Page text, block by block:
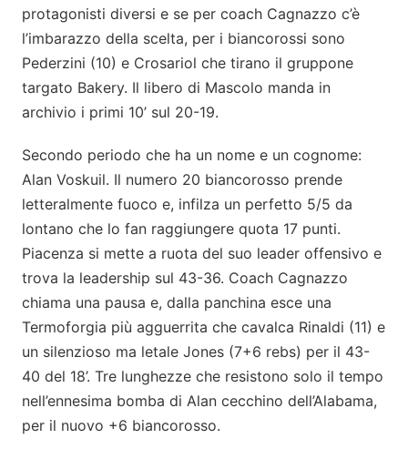
protagonisti diversi e se per coach Cagnazzo c’è
l’imbarazzo della scelta, per i biancorossi sono
Pederzini (10) e Crosariol che tirano il gruppone
targato Bakery. Il libero di Mascolo manda in
archivio i primi 10’ sul 20-19.
Secondo periodo che ha un nome e un cognome:
Alan Voskuil. Il numero 20 biancorosso prende
letteralmente fuoco e, infilza un perfetto 5/5 da
lontano che lo fan raggiungere quota 17 punti.
Piacenza si mette a ruota del suo leader offensivo e
trova la leadership sul 43-36. Coach Cagnazzo
chiama una pausa e, dalla panchina esce una
Termoforgia più agguerrita che cavalca Rinaldi (11) e
un silenzioso ma letale Jones (7+6 rebs) per il 43-
40 del 18’. Tre lunghezze che resistono solo il tempo
nell’ennesima bomba di Alan cecchino dell’Alabama,
per il nuovo +6 biancorosso.